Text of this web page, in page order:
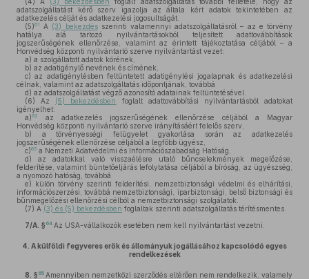
adatszolgáltatást kérő szerv igazolja az általa kért adatok tekintetében az
adatkezelés célját és adatkezelési jogosultságát.
(5)61 A (3) bekezdésszerinti valamennyi adatszolgáltatásról – az e törvény
hatálya alá tartozó nyilvántartásokból teljesített adattovábbítások
jogszerűségének ellenőrzése, valamint az érintett tájékoztatása céljából – a
Honvédség központi nyilvántartó szerve nyilvántartást vezet:
a) a szolgáltatott adatok körének,
b) az adatigénylő nevének és címének,
c) az adatigénylésben feltüntetett adatigénylési jogalapnak és adatkezelési
célnak, valamint az adatszolgáltatás időpontjának, továbbá
d) az adatszolgáltatást végző azonosító adatainak feltüntetésével.
(6) Az (5) bekezdésben
foglalt adattovábbítási nyilvántartásból adatokat
igényelhet:
a)62
az adatkezelés jogszerűségének ellenőrzése céljából a Magyar
Honvédség központi nyilvántartó szerve irányításáért felelős szerv,
b) a törvényességi felügyelet gyakorlása során az adatkezelés
jogszerűségének ellenőrzése céljából a legfőbb ügyész,
c)63 a Nemzeti Adatvédelmi és Információszabadság Hatóság,
d) az adatokkal való visszaélésre utaló bűncselekmények megelőzése,
felderítése, valamint büntetőeljárás lefolytatása céljából a bíróság, az ügyészség,
a nyomozó hatóság, továbbá
e) külön törvény szerinti felderítési, nemzetbiztonsági védelmi és elhárítási,
információszerzési, továbbá nemzetbiztonsági, iparbiztonsági, belső biztonsági és
bűnmegelőzési ellenőrzési célból a nemzetbiztonsági szolgálatok.
(7) A (3) és (5) bekezdésben foglaltak szerinti adatszolgáltatás térítésmentes.
7/A. § 64 Az USA-vállalkozók esetében nem kell nyilvántartást vezetni.
4. A külföldi fegyveres erők és állományuk jogállásához kapcsolódó egyes
rendelkezések
8. § 65 Amennyiben nemzetközi szerződés eltérően nem rendelkezik, valamely